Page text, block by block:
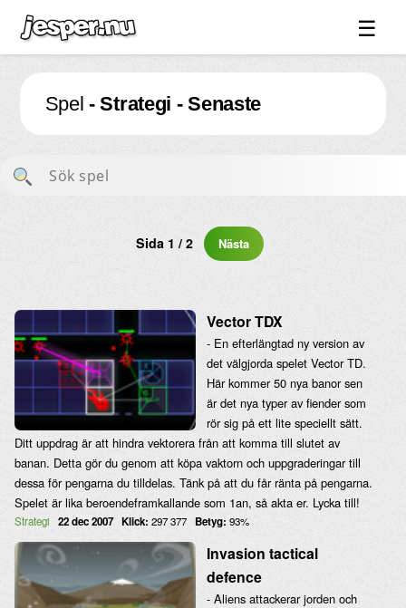
☰
Spel ↓
Bilder ↓
Forum ↓
Länkar
Spel - Strategi - Senaste
Sida 1 / 2 Nästa
Vector TDX
- En efterlängtad ny version av
det välgjorda spelet Vector TD.
Här kommer 50 nya banor sen
är det nya typer av fiender som
rör sig på ett lite speciellt sätt.
Ditt uppdrag är att hindra vektorera från att komma till slutet av
banan. Detta gör du genom att köpa vaktorn och uppgraderingar till
dessa för pengarna du tilldelas. Tänk på att du får ränta på pengarna.
Spelet är lika beroendeframkallande som 1an, så akta er. Lycka till!
Strategi 22 dec 2007 Klick: 297 377 Betyg: 93%
Invasion tactical
defence
- Aliens attackerar jorden och